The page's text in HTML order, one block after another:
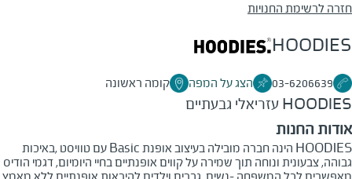
חזרה לרשימת החנויות
HOODIES
03-6206639 הצג על המפה קומה ראשונה
HOODIES עזריאלי גבעתיים
אודות החנות
HOODIES הינה חברה מובילה בעיצוב אופנת Basic עם טוויסט ,באיכות
גבוהה, צבעונית ונוחה תוך שמירה על קווים אופנתיים בחיי היומיום, דגמי הודיס